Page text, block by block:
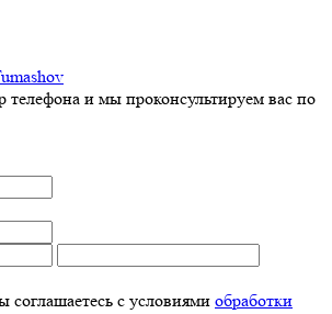
телефона и мы проконсультируем вас по
соглашаетесь с условиями обработки